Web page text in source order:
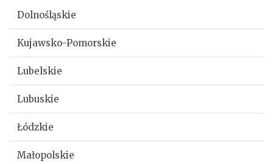
Dolnośląskie
Kujawsko-Pomorskie
Lubelskie
Lubuskie
Łódzkie
Małopolskie